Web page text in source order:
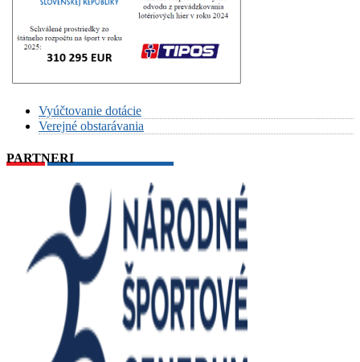
Vyúčtovanie dotácie
Verejné obstarávania
PARTNERI